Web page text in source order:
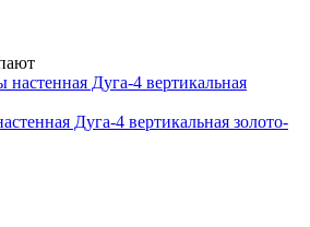
Дуга-4 вертикальная золото-